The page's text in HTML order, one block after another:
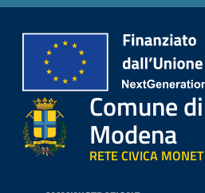
Comune di
Modena
RETE CIVICA MONET